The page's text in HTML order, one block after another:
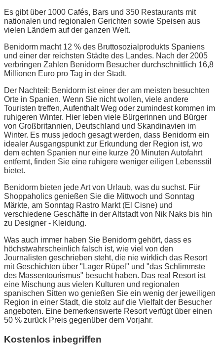
Es gibt über 1000 Cafés, Bars und 350 Restaurants mit
nationalen und regionalen Gerichten sowie Speisen aus
vielen Ländern auf der ganzen Welt.
Benidorm macht 12 % des Bruttosozialprodukts Spaniens
und einer der reichsten Städte des Landes. Nach der 2005
verbringen Zahlen Benidorm Besucher durchschnittlich 16,8
Millionen Euro pro Tag in der Stadt.
Der Nachteil: Benidorm ist einer der am meisten besuchten
Orte in Spanien. Wenn Sie nicht wollen, viele andere
Touristen treffen, Aufenthalt Weg oder zumindest kommen im
ruhigeren Winter. Hier leben viele Bürgerinnen und Bürger
von Großbritannien, Deutschland und Skandinavien im
Winter. Es muss jedoch gesagt werden, dass Benidorm ein
idealer Ausgangspunkt zur Erkundung der Region ist, wo
dem echten Spanien nur eine kurze 20 Minuten Autofahrt
entfernt, finden Sie eine ruhigere weniger eiligen Lebensstil
bietet.
Benidorm bieten jede Art von Urlaub, was du suchst. Für
Shoppaholics genießen Sie die Mittwoch und Sonntag
Märkte, am Sonntag Rastro Markt (El Cisne) und
verschiedene Geschäfte in der Altstadt von Nik Naks bis hin
zu Designer - Kleidung.
Was auch immer haben Sie Benidorm gehört, dass es
höchstwahrscheinlich falsch ist, wie viel von den
Journalisten geschrieben steht, die nie wirklich das Resort
mit Geschichten über "Lager Rüpel" und "das Schlimmste
des Massentourismus" besucht haben. Das real Resort ist
eine Mischung aus vielen Kulturen und regionalen
spanischen Sitten wo genießen Sie ein wenig der jeweiligen
Region in einer Stadt, die stolz auf die Vielfalt der Besucher
angeboten. Eine bemerkenswerte Resort verfügt über einen
50 % zurück Preis gegenüber dem Vorjahr.
Kostenlos inbegriffen